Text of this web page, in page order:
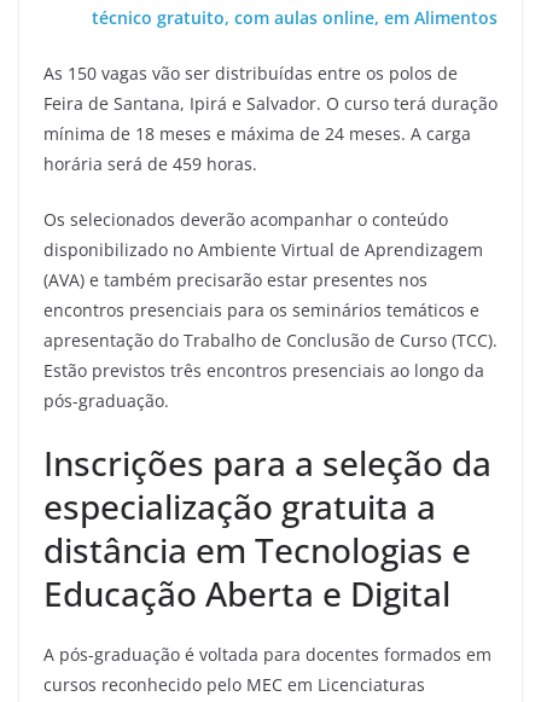
técnico gratuito, com aulas online, em Alimentos
As 150 vagas vão ser distribuídas entre os polos de
Feira de Santana, Ipirá e Salvador. O curso terá duração
mínima de 18 meses e máxima de 24 meses. A carga
horária será de 459 horas.
Os selecionados deverão acompanhar o conteúdo
disponibilizado no Ambiente Virtual de Aprendizagem
(AVA) e também precisarão estar presentes nos
encontros presenciais para os seminários temáticos e
apresentação do Trabalho de Conclusão de Curso (TCC).
Estão previstos três encontros presenciais ao longo da
pós-graduação.
Inscrições para a seleção da
especialização gratuita a
distância em Tecnologias e
Educação Aberta e Digital
A pós-graduação é voltada para docentes formados em
cursos reconhecido pelo MEC em Licenciaturas